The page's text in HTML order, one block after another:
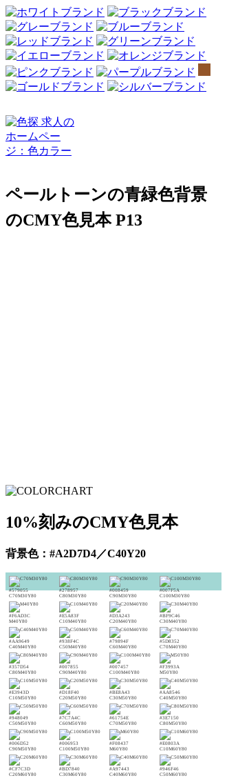
ペールトーンの青緑色背景
のCMY色見本 P13
10%刻みのCMY色見本
背景色：#A2D7D4／C40Y20
#579055
C70M30Y80
#278957
C80M30Y80
#008459
C90M30Y80
#007F5A
C100M30Y80
#F6AD3C
M40Y80
#E5A83F
C10M40Y80
#D3A243
C20M40Y80
#BF9C46
C30M40Y80
#AA9649
C40M40Y80
#938F4C
C50M40Y80
#79894F
C60M40Y80
#5D8352
C70M40Y80
#357D54
C80M40Y80
#007855
C90M40Y80
#007457
C100M40Y80
#F3993A
M50Y80
#E3943D
C10M50Y80
#D18F40
C20M50Y80
#BE8A43
C30M50Y80
#AA8546
C40M50Y80
#948049
C50M50Y80
#7C7A4C
C60M50Y80
#61754E
C70M50Y80
#3E7150
C80M50Y80
#006D52
C90M50Y80
#006953
C100M50Y80
#F08437
M60Y80
#E0803A
C10M60Y80
#CF7C3D
C20M60Y80
#BD7840
C30M60Y80
#A97443
C40M60Y80
#946F46
C50M60Y80